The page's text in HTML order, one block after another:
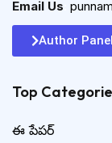
Email Us
Author Panel
Top
ఈ పేపర్